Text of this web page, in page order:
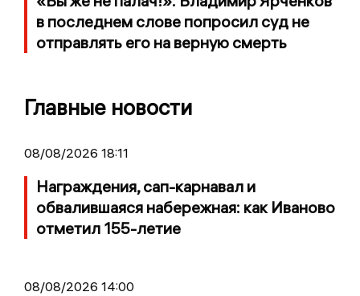
в последнем слове попросил суд не
отправлять его на верную смерть
Главные новости
08/08/2026 18:11
Награждения, сап-карнавал и
обвалившаяся набережная: как Иваново
отметил 155-летие
08/08/2026 14:00